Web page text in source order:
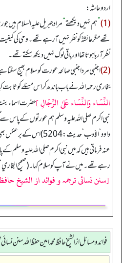
اردو حاشہ:
(1)
”ہم نہیں دیکھتے“مراد جبریل علیہ السلام ہیں
تھے مگر عائشہؓ کو نظر نہیں آرہے تھے۔ وحی کی
نظر آرہا ہوتا تھا اور باقی لوگ نہیں دیکھ سکتے تھے۔
(2) اجنبی مرد اجنبی صالحہ عورت کو سلام بھیج
بخاری رحمہ اللہ نے باب باندھ کر اس مسئلے کو
النِّسَاء وَالنِّسَاء عَلیٰ الرِّجَالِ ]حضرت اسماء
نبی اکرم صلی اللہ علیہ وسلم ہم عورتوں کے پاس
داود‘ الأدب‘ حدیث:
عنہ فرماتی ہیں کہ میں نبی اکرم صلی اللہ علیہ
رہے تھے۔ میں نے آپ کو سلام کہا۔ (صحیح البخاري‘
[سنن نسائی ترجمہ و فوائد از الشیخ
فوائد ومسائل از الشيخ حافظ محمد امين حفظ الله سنن